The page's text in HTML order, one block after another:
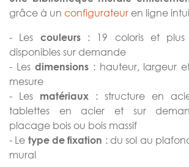
grâce à un configurateur en ligne
- Les couleurs: 19 coloris et plus
disponibles sur demande
- Les dimensions: hauteur, largeur
mesure
- Les
matériaux : structure en
tablettes en acier et sur
placage bois ou bois massif
- Le type de fixation : du sol au
mural